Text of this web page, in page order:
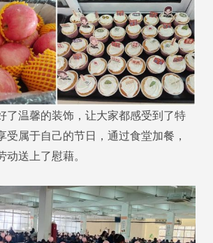
了温馨的装饰，让大家都感受到了特
受属于自己的节日，通过食堂加餐，
送上了慰藉。